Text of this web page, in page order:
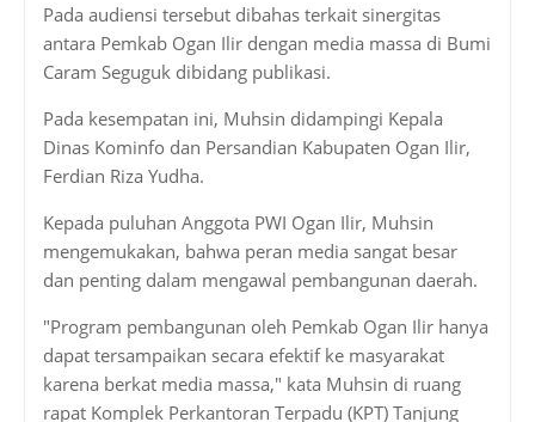
Pada audiensi tersebut dibahas terkait sinergitas
antara Pemkab Ogan Ilir dengan media massa di Bumi
Caram Seguguk dibidang publikasi.
Pada kesempatan ini, Muhsin didampingi Kepala
Dinas Kominfo dan Persandian Kabupaten Ogan Ilir,
Ferdian Riza Yudha.
Kepada puluhan Anggota PWI Ogan Ilir, Muhsin
mengemukakan, bahwa peran media sangat besar
dan penting dalam mengawal pembangunan daerah.
"Program pembangunan oleh Pemkab Ogan Ilir hanya
dapat tersampaikan secara efektif ke masyarakat
karena berkat media massa," kata Muhsin di ruang
rapat Komplek Perkantoran Terpadu (KPT) Tanjung